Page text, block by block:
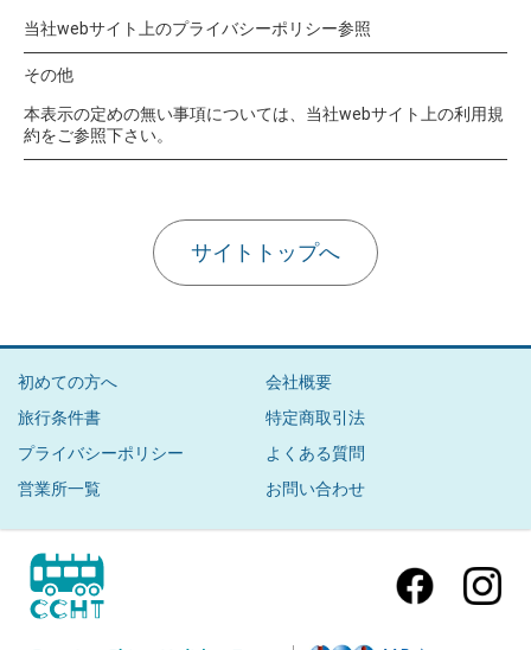
当社webサイト上のプライバシーポリシー参照
その他
本表示の定めの無い事項については、当社webサイト上の利用規
約をご参照下さい。
サイトトップへ
初めての方へ
会社概要
旅行条件書
特定商取引法
プライバシーポリシー
よくある質問
営業所一覧
お問い合わせ